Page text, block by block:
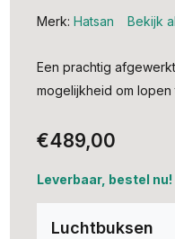
Merk: Hatsan Bekijk
Een prachtig
mogelijkheid om lopen
€489,00
Leverbaar, bestel nu!
Luchtbuksen